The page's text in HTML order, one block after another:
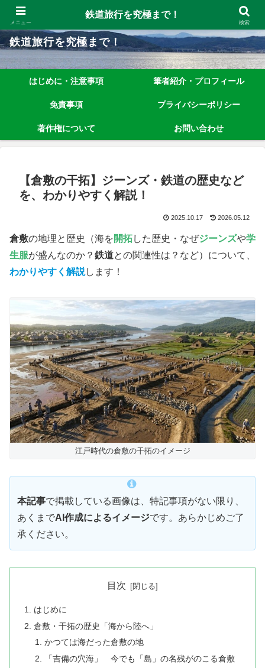
鉄道旅行を究極まで楽しむノウハウを、わかりやすく解説しています！
鉄道旅行を究極まで！
はじめに・注意事項 筆者紹介・プロフィール
免責事項 プライバシーポリシー
著作権について お問い合わせ
【倉敷の干拓】ジーンズ・鉄道の歴史など
を、わかりやすく解説！
2025.10.17 2026.05.12
倉敷の地理と歴史（海を開拓した歴史・なぜジーンズや学
生服が盛んなのか？ 鉄道との関連性は？など）について、
わかりやすく解説します！
江戸時代の倉敷の干拓のイメージ
本記事で掲載している画像は、特記事項がない限り、
あくまでAI作成によるイメージです。あらかじめご了
承ください。
目次
はじめに
​倉敷・干拓の歴史「海から陸へ」
​かつては海だった倉敷の地
「吉備の穴海」 今でも「島」の名残がのこる倉敷
メニュー
鉄道旅行を究極まで！
検索